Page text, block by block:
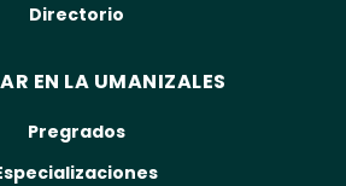
Directorio
EN LA UMANIZALES
Pregrados